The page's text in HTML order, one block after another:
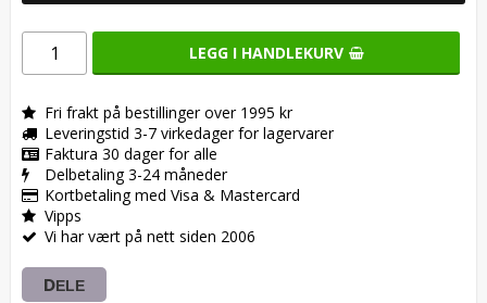
LEGG I HANDLEKURV
Fri frakt på bestillinger over 1995 kr
Leveringstid 3-7 virkedager for lagervarer
Faktura 30 dager for alle
Delbetaling 3-24 måneder
Kortbetaling med Visa & Mastercard
Vipps
Vi har vært på nett siden 2006
DELE